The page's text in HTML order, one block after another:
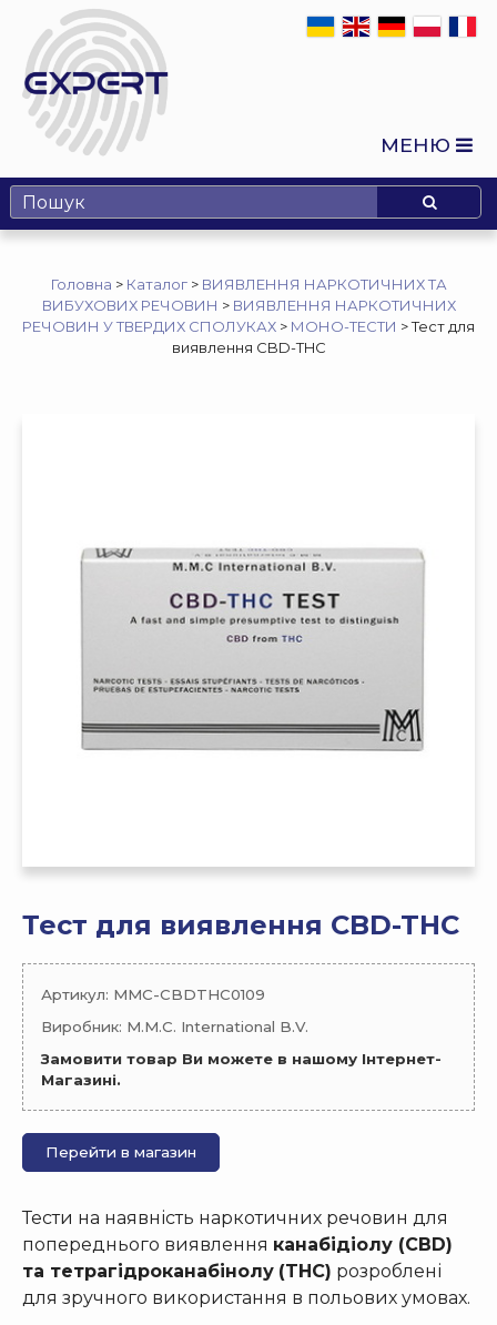
МЕНЮ
Головна > Каталог> ВИЯВЛЕННЯ НАРКОТИЧНИХ ТА
ВИБУХОВИХ РЕЧОВИН > ВИЯВЛЕННЯ НАРКОТИЧНИХ
РЕЧОВИН У ТВЕРДИХ СПОЛУКАХ > МОНО-ТЕСТИ >Тест для
виявлення CBD-THC
Тест для виявлення CBD-THC
Артикул: MMC-CBDTHC0109
Виробник: M.M.C. International B.V.
Замовити товар Ви можете в нашому Інтернет-
Магазині.
Перейти в магазин
Тести на наявність наркотичних речовин для
попереднього виявлення канабідіолу (СBD)
та тетрагідроканабінолу (THC) розроблені
для зручного використання в польових умовах.